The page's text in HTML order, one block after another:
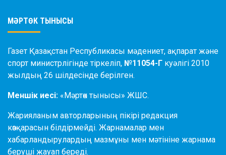
МӘРТӨК ТЫНЫСЫ
Газет Қазақстан Республикасы мәдениет, ақпарат және
спорт министрлігінде тіркеліп, №11054-Г куәлігі 2010
жылдың 26 шілдесінде берілген.
Меншік иесі: «Мәртөк тынысы» ЖШС.
Жарияланым авторларының пікірі редакция
көзқарасын білдірмейді. Жарнамалар мен
хабарландырулардың мазмұны мен мәтініне жарнама
беруші жауап береді.